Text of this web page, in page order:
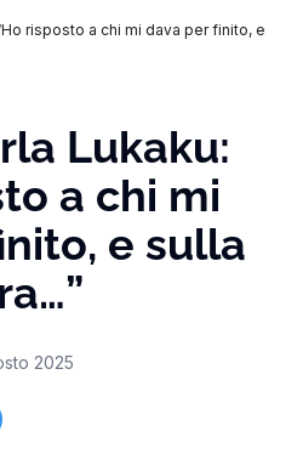
risposto a chi mi dava per finito, e
Lukaku:
a chi mi
e sulla
2025